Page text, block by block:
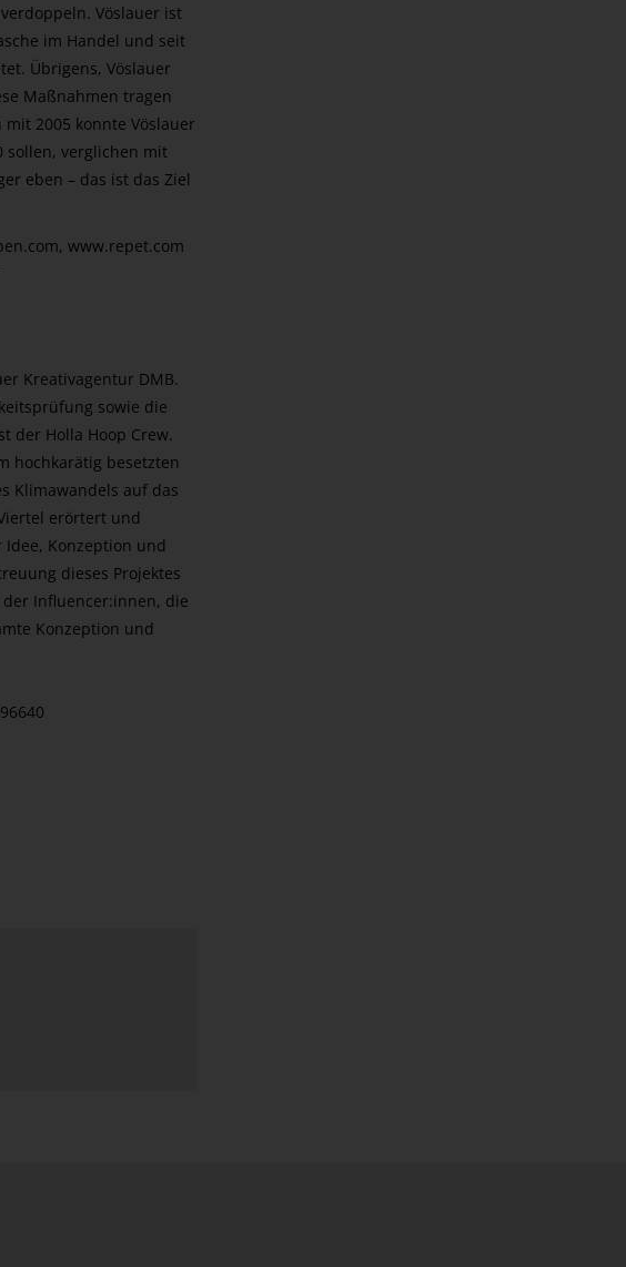
Vöslauer ist
im Handel und seit
Übrigens, Vöslauer
Maßnahmen tragen
2005 konnte Vöslauer
sollen, verglichen mit
eben – das ist das Ziel
, www.repet.com
Kreativagentur DMB.
sowie die
der Holla Hoop Crew.
hochkarätig besetzten
Klimawandels auf das
erörtert und
Konzeption und
dieses Projektes
Influencer:innen, die
Konzeption und